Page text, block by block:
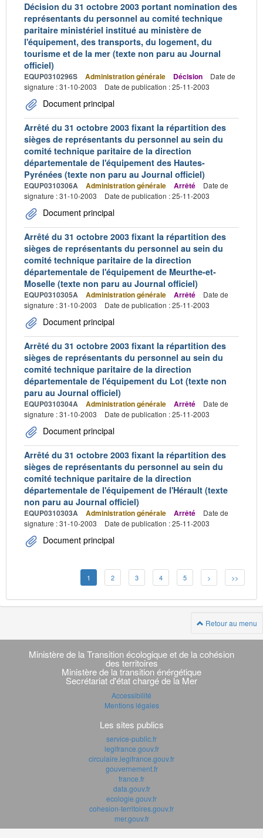
Décision du 31 octobre 2003 portant nomination des
représentants du personnel au comité technique
paritaire ministériel institué au ministère de
l'équipement, des transports, du logement, du
tourisme et de la mer (texte non paru au Journal
officiel)
EQUP0310296S Administration générale Décision
Date de
signature : 31-10-2003
Date de publication : 25-11-2003
Document principal
Arrêté du 31 octobre 2003 fixant la répartition des
sièges de représentants du personnel au sein du
comité technique paritaire de la direction
départementale de l'équipement des Hautes-
Pyrénées (texte non paru au Journal officiel)
EQUP0310306A Administration générale Arrêté
Date de
signature : 31-10-2003
Date de publication : 25-11-2003
Document principal
Arrêté du 31 octobre 2003 fixant la répartition des
sièges de représentants du personnel au sein du
comité technique paritaire de la direction
départementale de l'équipement de Meurthe-et-
Moselle (texte non paru au Journal officiel)
EQUP0310305A Administration générale Arrêté
Date de
signature : 31-10-2003
Date de publication : 25-11-2003
Document principal
Arrêté du 31 octobre 2003 fixant la répartition des
sièges de représentants du personnel au sein du
comité technique paritaire de la direction
départementale de l'équipement du Lot (texte non
paru au Journal officiel)
EQUP0310304A Administration générale Arrêté
Date de
signature : 31-10-2003
Date de publication : 25-11-2003
Document principal
Arrêté du 31 octobre 2003 fixant la répartition des
sièges de représentants du personnel au sein du
comité technique paritaire de la direction
départementale de l'équipement de l'Hérault (texte
non paru au Journal officiel)
EQUP0310303A Administration générale Arrêté
Date de
signature : 31-10-2003
Date de publication : 25-11-2003
Document principal
1 2 3 4 5 > >>
Retour au menu
Navigation
transverse
Ministère de la Transition écologique et de la cohésion
des territoires
Ministère de la transition énérgétique
Secrétariat d'état chargé de la Mer
Accessibilité
Mentions légales
Les sites publics
service-public.fr
legifrance.gouv.fr
circulaire.legifrance.gouv.fr
gouvernement.fr
france.fr
data.gouv.fr
ecologie.gouv.fr
cohesion-territoires.gouv.fr
mer.gouv.fr